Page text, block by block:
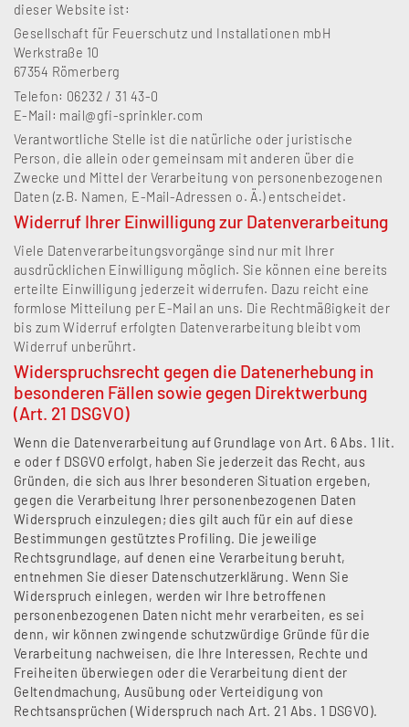
dieser Website ist:
Gesellschaft für Feuerschutz und Installationen mbH
Werkstraße 10
67354 Römerberg
Telefon: 06232 / 31 43-0
E-Mail: mail@gfi-sprinkler.com
Verantwortliche Stelle ist die natürliche oder juristische
Person, die allein oder gemeinsam mit anderen über die
Zwecke und Mittel der Verarbeitung von personenbezogenen
Daten (z.B. Namen, E-Mail-Adressen o. Ä.) entscheidet.
Widerruf Ihrer Einwilligung zur Datenverarbeitung
Viele Datenverarbeitungsvorgänge sind nur mit Ihrer
ausdrücklichen Einwilligung möglich. Sie können eine bereits
erteilte Einwilligung jederzeit widerrufen. Dazu reicht eine
formlose Mitteilung per E-Mail an uns. Die Rechtmäßigkeit der
bis zum Widerruf erfolgten Datenverarbeitung bleibt vom
Widerruf unberührt.
Widerspruchsrecht gegen die Datenerhebung in
besonderen Fällen sowie gegen Direktwerbung
(Art. 21 DSGVO)
Wenn die Datenverarbeitung auf Grundlage von Art. 6 Abs. 1 lit.
e oder f DSGVO erfolgt, haben Sie jederzeit das Recht, aus
Gründen, die sich aus Ihrer besonderen Situation ergeben,
gegen die Verarbeitung Ihrer personenbezogenen Daten
Widerspruch einzulegen; dies gilt auch für ein auf diese
Bestimmungen gestütztes Profiling. Die jeweilige
Rechtsgrundlage, auf denen eine Verarbeitung beruht,
entnehmen Sie dieser Datenschutzerklärung. Wenn Sie
Widerspruch einlegen, werden wir Ihre betroffenen
personenbezogenen Daten nicht mehr verarbeiten, es sei
denn, wir können zwingende schutzwürdige Gründe für die
Verarbeitung nachweisen, die Ihre Interessen, Rechte und
Freiheiten überwiegen oder die Verarbeitung dient der
Geltendmachung, Ausübung oder Verteidigung von
Rechtsansprüchen (Widerspruch nach Art. 21 Abs. 1 DSGVO).